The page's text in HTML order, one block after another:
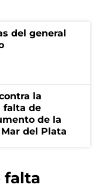
del general
la
falta de
de la
del Plata
falta